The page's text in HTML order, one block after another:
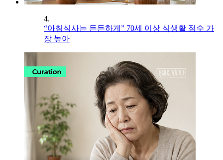
4.
“아침식사는 든든하게” 70세 이상 식생활 점수 가
장 높아